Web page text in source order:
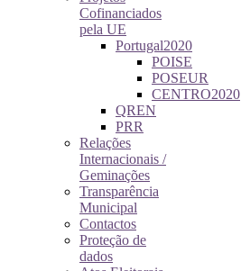
Cofinanciados
pela UE
Portugal2020
POISE
POSEUR
CENTRO2020
QREN
PRR
Relações
Internacionais /
Geminações
Transparência
Municipal
Contactos
Proteção de
dados